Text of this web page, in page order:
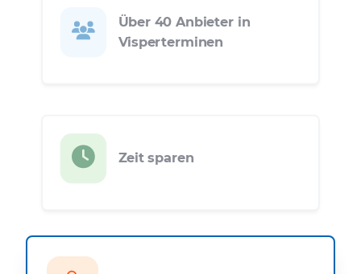
Über 40 Anbieter in
Visperterminen
Zeit sparen